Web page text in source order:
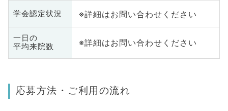
学会認定状況 ※詳細はお問い合わせください
一日の
平均来院数
※詳細はお問い合わせください
応募方法・ご利用の流れ